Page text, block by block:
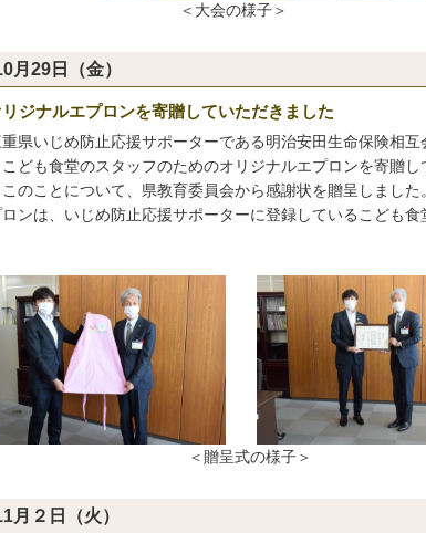
大会の様子＞
月29日（金）
ジナルエプロンを寄贈していただきました
県いじめ防止応援サポーターである明治安田生命保険相互
こども食堂のスタッフのためのオリジナルエプロンを寄贈し
のことについて、県教育委員会から感謝状を贈呈しました
ンは、いじめ防止応援サポーターに登録しているこども食
贈呈式の様子＞
月２日（火）